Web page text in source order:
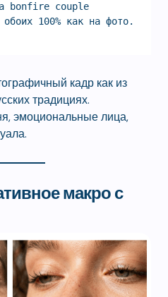
bonfire couple
100% как на фото.
кадр как из
традициях.
эмоциональные лица,
макро с